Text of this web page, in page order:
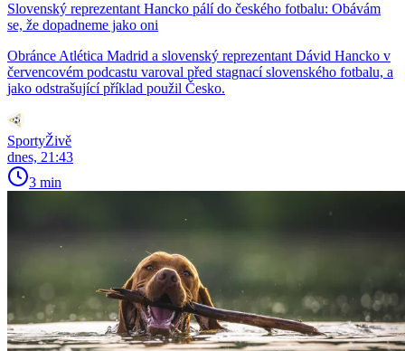
Slovenský reprezentant Hancko pálí do českého fotbalu: Obávám
se, že dopadneme jako oni
Obránce Atlética Madrid a slovenský reprezentant Dávid Hancko v
červencovém podcastu varoval před stagnací slovenského fotbalu, a
jako odstrašující příklad použil Česko.
SportyŽivě
dnes, 21:43
3 min